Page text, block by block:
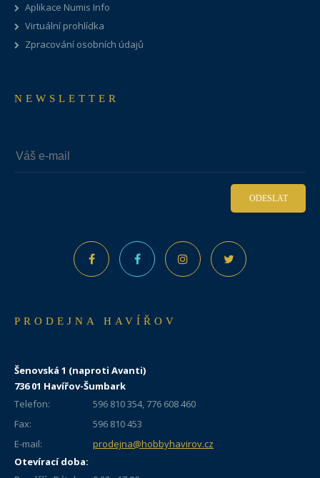
Aplikace Numis Info
Virtuální prohlídka
Zpracování osobních údajů
NEWSLETTER
ODESLAT
PRODEJNA HAVÍŘOV
Šenovská 1 (naproti Avanti)
736 01 Havířov-Šumbark
Telefon:
596 810 354, 776 608 460
Fax:
596 810 453
E-mail:
prodejna@hobbyhavirov.cz
Otevírací doba: